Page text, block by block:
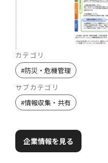
カテゴリ
#防災・危機管理
サブカテゴリ
#情報収集・共有
企業情報を見る